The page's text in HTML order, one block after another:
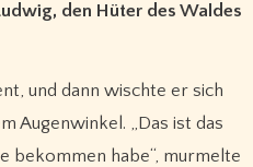
den Hüter des Waldes
und dann wischte er sich
Augenwinkel. „Das ist das
bekommen habe“, murmelte